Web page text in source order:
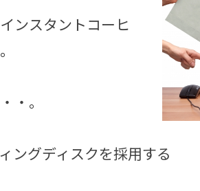
ンスタントコーヒ
・。
ングディスクを採用する